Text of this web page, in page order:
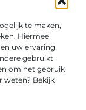
te maken,
Hiermee
uw ervaring
gebruikt
om het gebruik
weten? Bekijk